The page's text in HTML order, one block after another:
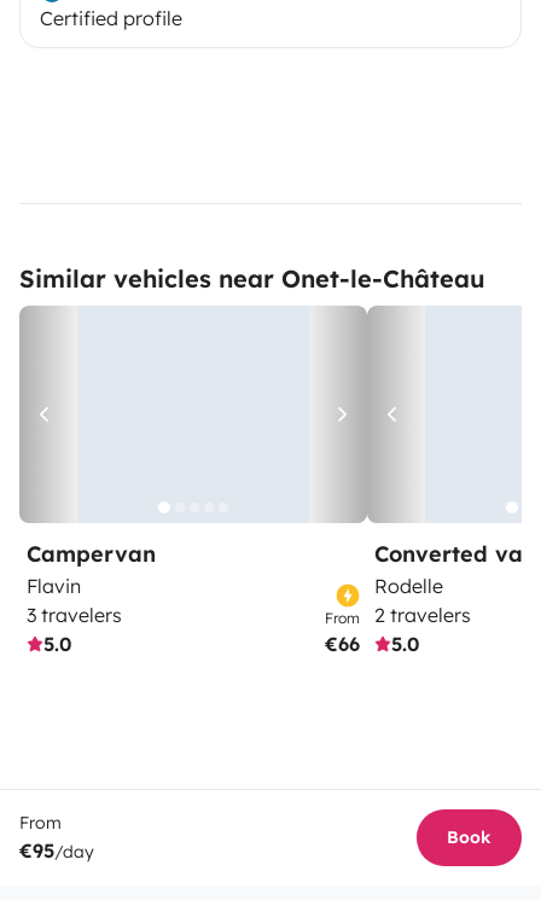
Certified profile
Similar vehicles near Onet-le-Château
Campervan
Flavin
3 travelers
5.0
From
€66
Converted van
Rodelle
2 travelers
5.0
From
€95/day
Book